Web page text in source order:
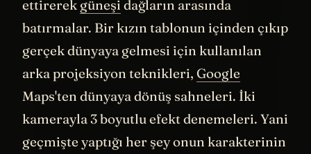
biz de size albümü ücretsiz yollayalım."
Sonuç inanılmaz olmuş. Okul bölgesi gelen
kitapları koyacak yer bulamayınca
konteyner kiralamak zorunda kalmış. 11
bin kitap, yaklaşık 140 bin dolarlık bağış.
İşte o zaman Jack anlamış ki yaptığı işin